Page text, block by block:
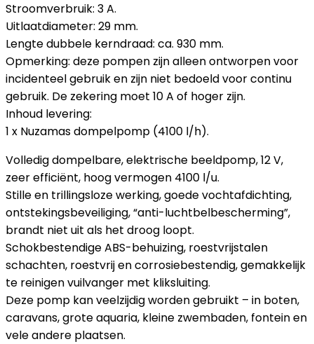
Stroomverbruik: 3 A.
Uitlaatdiameter: 29 mm.
Lengte dubbele kerndraad: ca. 930 mm.
Opmerking: deze pompen zijn alleen ontworpen voor
incidenteel gebruik en zijn niet bedoeld voor continu
gebruik. De zekering moet 10 A of hoger zijn.
Inhoud levering:
1 x Nuzamas dompelpomp (4100 l/h).
Volledig dompelbare, elektrische beeldpomp, 12 V,
zeer efficiënt, hoog vermogen 4100 l/u.
Stille en trillingsloze werking, goede vochtafdichting,
ontstekingsbeveiliging, “anti-luchtbelbescherming”,
brandt niet uit als het droog loopt.
Schokbestendige ABS-behuizing, roestvrijstalen
schachten, roestvrij en corrosiebestendig, gemakkelijk
te reinigen vuilvanger met kliksluiting.
Deze pomp kan veelzijdig worden gebruikt – in boten,
caravans, grote aquaria, kleine zwembaden, fontein en
vele andere plaatsen.